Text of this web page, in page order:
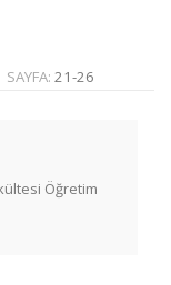
SAYFA: 21-26
Öğretim